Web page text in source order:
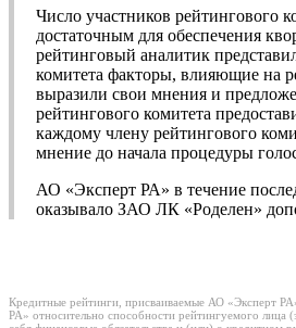
Число участников рейтингового
достаточным для обеспечения
рейтинговый аналитик
комитета факторы, влияющие на
выразили свои мнения и
рейтингового комитета
каждому члену рейтингового
мнение до начала процедуры
АО «Эксперт РА» в течение
оказывало ЗАО ЛК «Роделен»
Кредитные рейтинги, присваиваемые АО «Эксперт
РА» относительно способности рейтингуемого лица